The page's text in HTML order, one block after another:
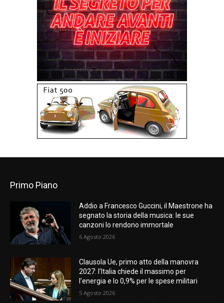
Primo Piano
Addio a Francesco Guccini, il Maestrone ha
segnato la storia della musica: le sue
canzoni lo rendono immortale
6 Agosto 2026
Clausola Ue, primo atto della manovra
2027: l’Italia chiede il massimo per
l’energia e lo 0,9% per le spese militari
5 Agosto 2026